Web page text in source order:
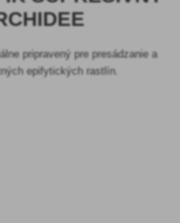
pripravený pre presádzanie a
epifytických rastlín.